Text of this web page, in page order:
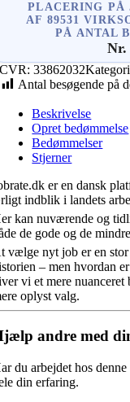
PLACERING PÅ
AF 89531
PÅ ANTAL
Nr.
CVR:33862032
Antal besøgende på
Beskrivelse
Opret bedømmelse
Bedømmelser
Stjerner
er en dansk
indblik i landets
kan nuværende og
de gode og de
vælge nyt job er en
– men hvordan
vi et mere
oplyst valg.
andre med
du arbejdet hos
din erfaring.